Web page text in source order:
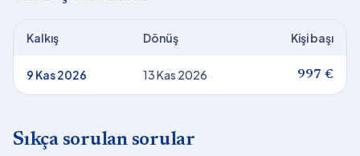
Kalkış Dönüş Kişi başı
9 Kas 2026 13 Kas 2026 997 €
Sıkça sorulan sorular